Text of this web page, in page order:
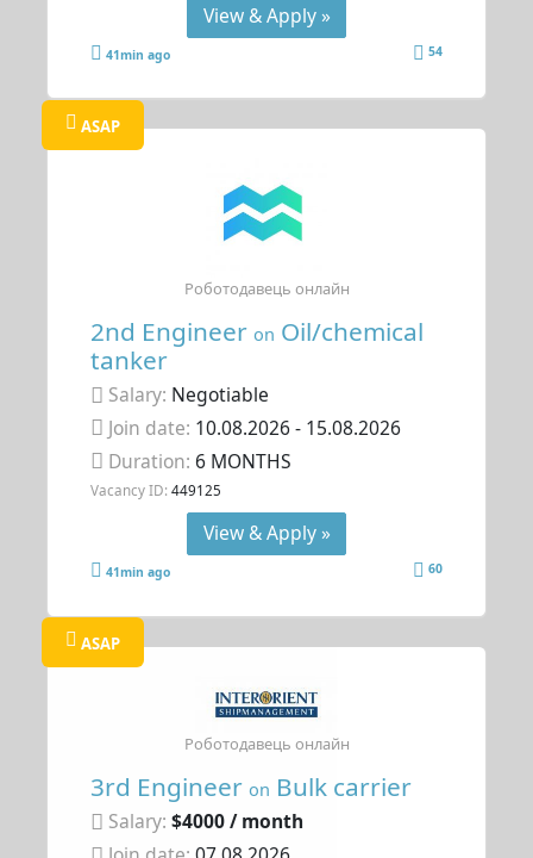
View & Apply »
41min ago 54
ASAP
2nd Engineeron Oil/chemical
tanker
Salary: Negotiable
Join date: 10.08.2026- 15.08.2026
Duration:6 MONTHS
Vacancy ID: 449125
Роботодавець онлайн
View & Apply »
41min ago 60
ASAP
3rd Engineeron Bulk carrier
Salary: $4000 / month
Роботодавець онлайн